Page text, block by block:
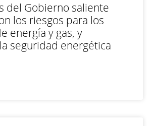
del Gobierno saliente
los riesgos para los
energía y gas, y
seguridad energética